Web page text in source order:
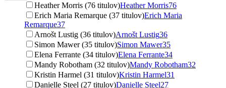
Heather Morris (76 titulov)Heather Morris76
Erich Maria Remarque (37 titulov)Erich Maria
Remarque37
Arnošt Lustig (36 titulov)Arnošt Lustig36
Simon Mawer (35 titulov)Simon Mawer35
Elena Ferrante (34 titulov)Elena Ferrante34
Mandy Robotham (32 titulov)Mandy Robotham32
Kristin Harmel (31 titulov)Kristin Harmel31
Danielle Steel (27 titulov)Danielle Steel27